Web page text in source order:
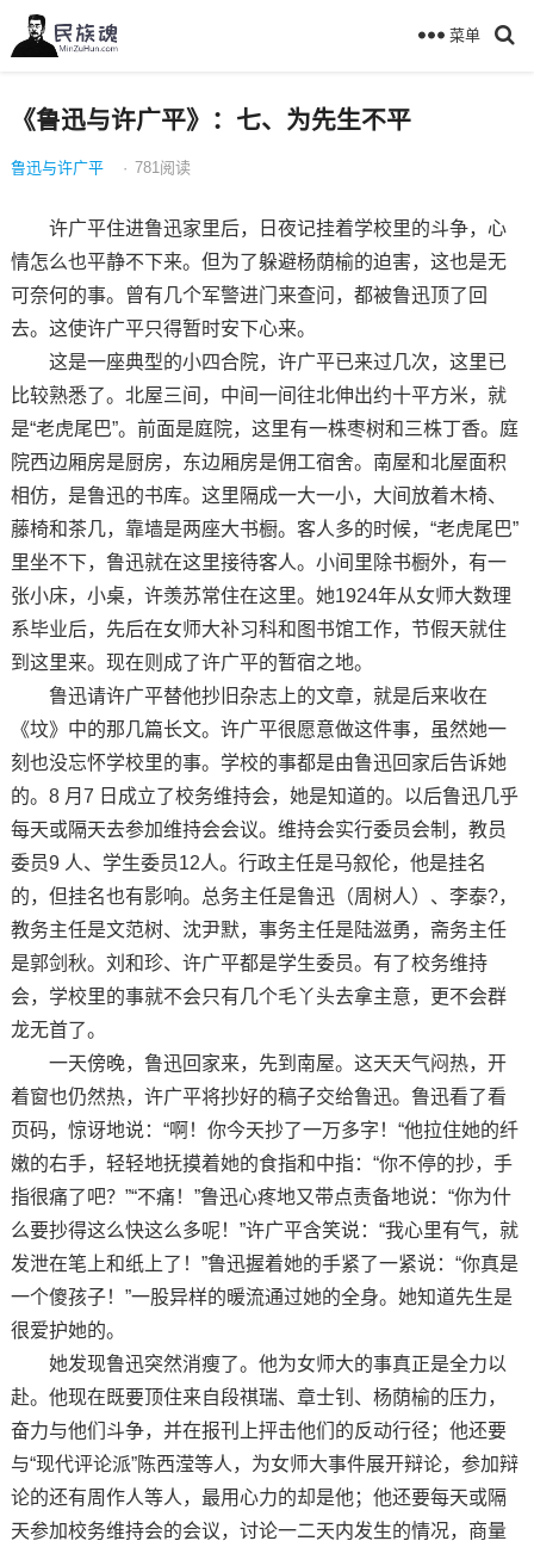
菜单
《鲁迅与许广平》：七、为先生不平
鲁迅与许广平 · 781 阅读
许广平住进鲁迅家里后，日夜记挂着学校里的斗争，心
情怎么也平静不下来。但为了躲避杨荫榆的迫害，这也是无
可奈何的事。曾有几个军警进门来查问，都被鲁迅顶了回
去。这使许广平只得暂时安下心来。
这是一座典型的小四合院，许广平已来过几次，这里已
比较熟悉了。北屋三间，中间一间往北伸出约十平方米，就
是“老虎尾巴”。前面是庭院，这里有一株枣树和三株丁香。庭
院西边厢房是厨房，东边厢房是佣工宿舍。南屋和北屋面积
相仿，是鲁迅的书库。这里隔成一大一小，大间放着木椅、
藤椅和茶几，靠墙是两座大书橱。客人多的时候，“老虎尾巴”
里坐不下，鲁迅就在这里接待客人。小间里除书橱外，有一
张小床，小桌，许羡苏常住在这里。她1924年从女师大数理
系毕业后，先后在女师大补习科和图书馆工作，节假天就住
到这里来。现在则成了许广平的暂宿之地。
鲁迅请许广平替他抄旧杂志上的文章，就是后来收在
《坟》中的那几篇长文。许广平很愿意做这件事，虽然她一
刻也没忘怀学校里的事。学校的事都是由鲁迅回家后告诉她
的。8 月7 日成立了校务维持会，她是知道的。以后鲁迅几乎
每天或隔天去参加维持会会议。维持会实行委员会制，教员
委员9 人、学生委员12人。行政主任是马叙伦，他是挂名
的，但挂名也有影响。总务主任是鲁迅（周树人）、李泰?，
教务主任是文范树、沈尹默，事务主任是陆滋勇，斋务主任
是郭剑秋。刘和珍、许广平都是学生委员。有了校务维持
会，学校里的事就不会只有几个毛丫头去拿主意，更不会群
龙无首了。
一天傍晚，鲁迅回家来，先到南屋。这天天气闷热，开
着窗也仍然热，许广平将抄好的稿子交给鲁迅。鲁迅看了看
页码，惊讶地说：“啊！你今天抄了一万多字！“他拉住她的纤
嫩的右手，轻轻地抚摸着她的食指和中指：“你不停的抄，手
指很痛了吧？”“不痛！”鲁迅心疼地又带点责备地说：“你为什
么要抄得这么快这么多呢！”许广平含笑说：“我心里有气，就
发泄在笔上和纸上了！”鲁迅握着她的手紧了一紧说：“你真是
一个傻孩子！”一股异样的暖流通过她的全身。她知道先生是
很爱护她的。
她发现鲁迅突然消瘦了。他为女师大的事真正是全力以
赴。他现在既要顶住来自段祺瑞、章士钊、杨荫榆的压力，
奋力与他们斗争，并在报刊上抨击他们的反动行径；他还要
与“现代评论派”陈西滢等人，为女师大事件展开辩论，参加辩
论的还有周作人等人，最用心力的却是他；他还要每天或隔
天参加校务维持会的会议，讨论一二天内发生的情况，商量